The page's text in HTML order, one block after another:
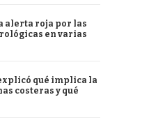
alerta roja por las
en varias
qué implica la
costeras y qué